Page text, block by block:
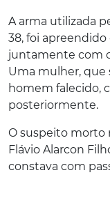
A arma utilizada
38, foi apreendido
juntamente com
Uma mulher, que
homem falecido,
posteriormente.
O suspeito
Flávio Alarcon
constava com